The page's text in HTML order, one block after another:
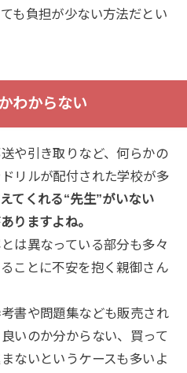
も負担が少ない方法だとい
わからない
や引き取りなど、何らかの
リルが配付された学校が多
てくれる“先生”がいない
りますよね。
は異なっている部分も多々
ことに不安を抱く親御さん
書や問題集なども販売され
いのか分からない、買って
ないというケースも多いよ